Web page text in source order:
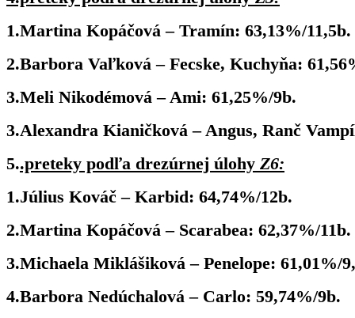
1.Martina Kopáčová – Tramín: 63,13%/11,5b.
2.Barbora Vaľková – Fecske, Kuchyňa:
3.Meli Nikodémová – Ami: 61,25%/9b.
3.Alexandra Kianičková – Angus, Ranč
5..preteky podľa drezúrnej úlohy Z6:
1.Július Kováč – Karbid: 64,74%/12b.
2.Martina Kopáčová – Scarabea: 62,37%/11b.
3.Michaela Miklášiková – Penelope: 61,01%/
4.Barbora Nedúchalová – Carlo: 59,74%/9b.